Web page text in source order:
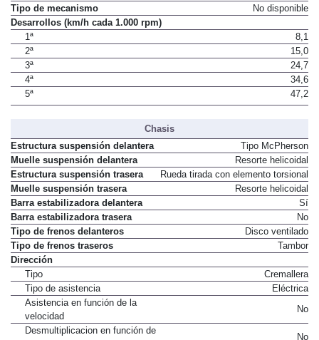
Tipo de mecanismo
No disponible
Desarrollos (km/h cada 1.000 rpm)
1ª
8,1
2ª
15,0
3ª
24,7
4ª
34,6
5ª
47,2
Chasis
Estructura suspensión delantera
Tipo McPherson
Muelle suspensión delantera
Resorte helicoidal
Estructura suspensión trasera
Rueda tirada con elemento torsional
Muelle suspensión trasera
Resorte helicoidal
Barra estabilizadora delantera
Sí
Barra estabilizadora trasera
No
Tipo de frenos delanteros
Disco ventilado
Tipo de frenos traseros
Tambor
Dirección
Tipo
Cremallera
Tipo de asistencia
Eléctrica
Asistencia en función de la
velocidad
No
Desmultiplicacion en función de
No